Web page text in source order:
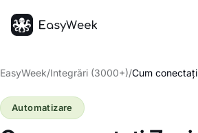
EasyWeek/Integrări (3000+)/Cum
Automatizare